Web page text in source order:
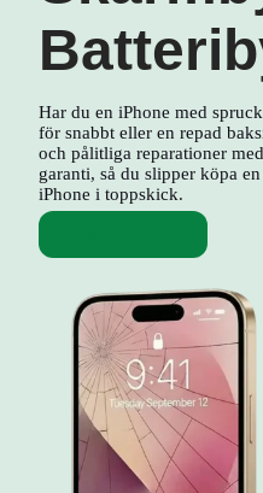
Har du en iPhone med
för snabbt eller en repad
och pålitliga reparationer
garanti, så du slipper köpa
iPhone i toppskick.